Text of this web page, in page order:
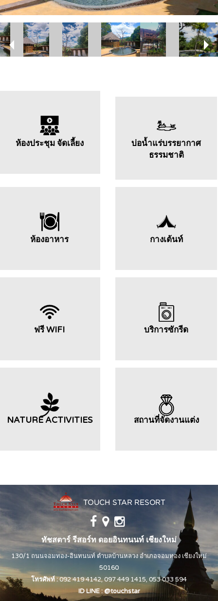
ห้องประชุม จัดเลี้ยง
บ่อน้ำแร่บรรยากาศ
ธรรมชาติ
ห้องอาหาร กางเต้นท์
ฟรี WIFI บริการซักรีด
NATURE ACTIVITIES สถานที่จัดงานแต่ง
ทัชสตาร์ รีสอร์ท ดอยอินทนนท์ เชียงใหม่
130/1 ถนนจอมทอง-อินทนนท์ ตำบลบ้านหลวง อำเภอจอมทอง เชียงใหม่
50160
โทรศัพท์ :092 419 4142,097 449 1415, 053 033 594
ID LINE :@touchstar